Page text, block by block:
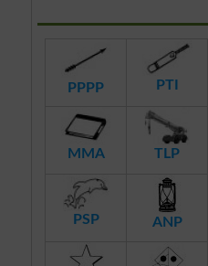
PPPP PTI
MMA TLP
PSP ANP